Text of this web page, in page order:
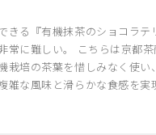
きる『有機抹茶のショコラテ
常に難しい。 こちらは京都
栽培の茶葉を惜しみなく使い
雑な風味と滑らかな食感を実